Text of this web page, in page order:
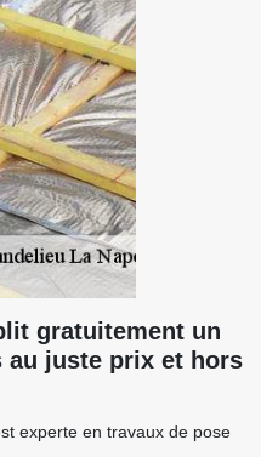
gratuitement un
au juste prix et hors
experte en travaux de pose